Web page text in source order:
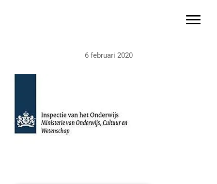
Toggle
6 februari 2020